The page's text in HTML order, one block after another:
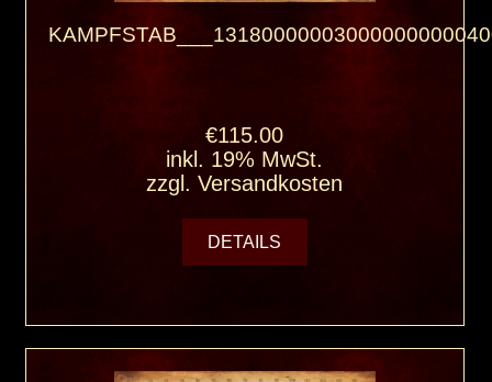
€115.00
inkl. 19% MwSt.
zzgl.Versandkosten
DETAILS